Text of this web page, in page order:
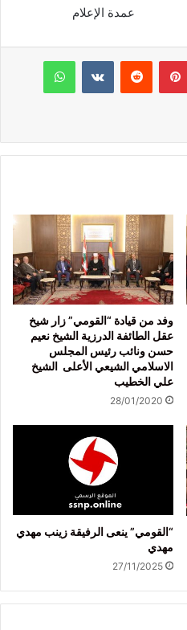
بينتيريست
وفد من قيادة “القومي” زار شيخ
عقل الطائفة الدرزية الشيخ نعيم
حسن ونائب رئيس المجلس
الاسلامي الشيعي الأعلى الشيخ
علي الخطيب
28/01/2020
“القومي” ينعى الرفيقة زينب مهدي
مهدي
27/11/2025